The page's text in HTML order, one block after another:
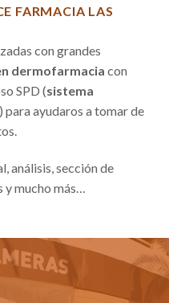
FARMACIA LAS
con grandes
dermofarmacia con
SPD (sistema
) para ayudaros a tomar de
análisis, sección de
y mucho más…